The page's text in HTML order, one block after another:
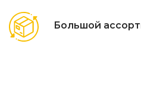
Большой